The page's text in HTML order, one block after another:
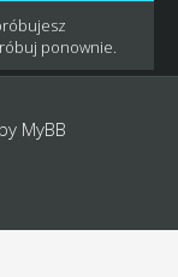
ponownie.
MyBB